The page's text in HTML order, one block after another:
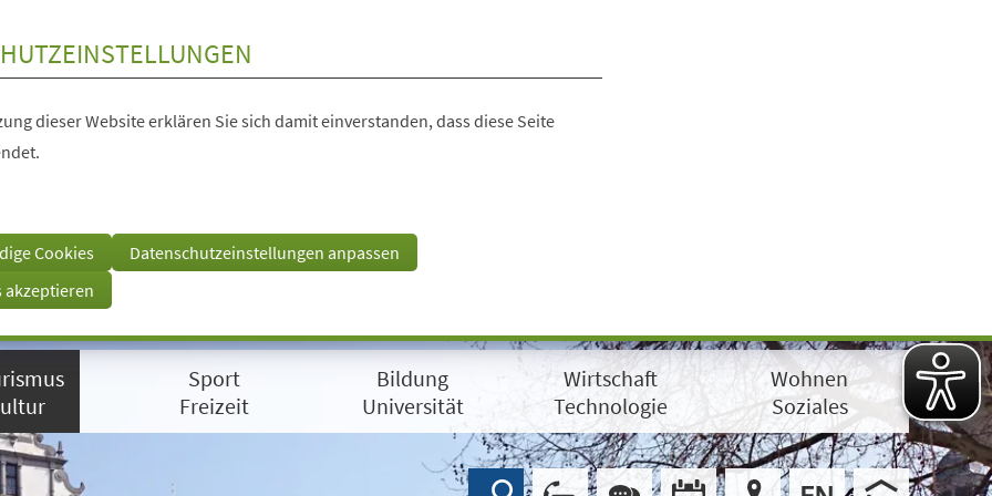
dieser Website erklären Sie sich damit einverstanden, dass diese Seite
Cookies
Datenschutzeinstellungen anpassen
akzeptieren
Sport
Freizeit
Bildung
Universität
Wirtschaft
Technologie
Wohnen
Soziales